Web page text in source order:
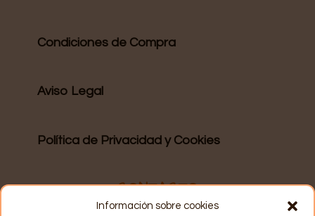
Información sobre cookies
Condiciones de Compra
Aviso Legal
Política de Privacidad y Cookies
CONTACTO